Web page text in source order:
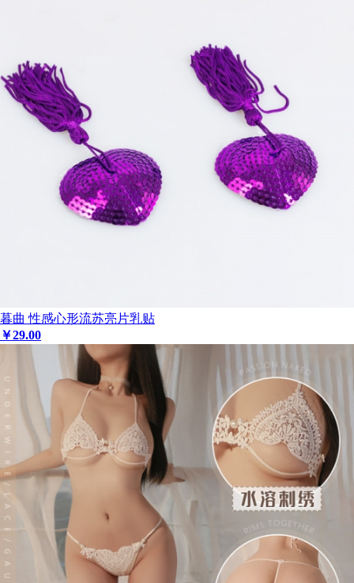
暮曲 性感心形流苏亮片乳贴
￥29.00